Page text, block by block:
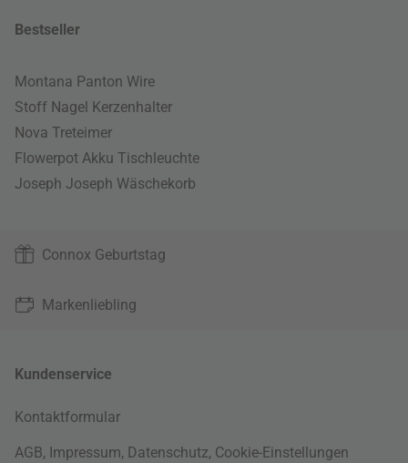
Bestseller
Montana Panton Wire
Stoff Nagel Kerzenhalter
Nova Treteimer
Flowerpot Akku Tischleuchte
Joseph Joseph Wäschekorb
Connox Geburtstag
Markenliebling
Kundenservice
Kontaktformular
AGB, Impressum, Datenschutz, Cookie-Einstellungen